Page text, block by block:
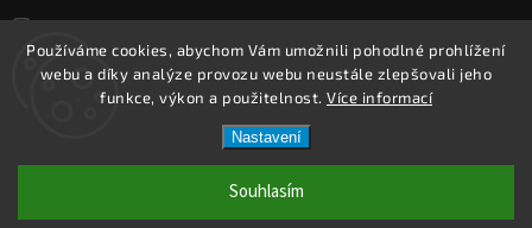
Používáme cookies, abychom Vám umožnili pohodlné prohlížení
webu a díky analýze provozu webu neustále zlepšovali jeho
funkce, výkon a použitelnost. Více informací
Nastavení
Souhlasím
Copyright 2026REPROOBCHOD.cz. Všechna práva vyhrazena.
Upravit nastavení cookies
Shoptet